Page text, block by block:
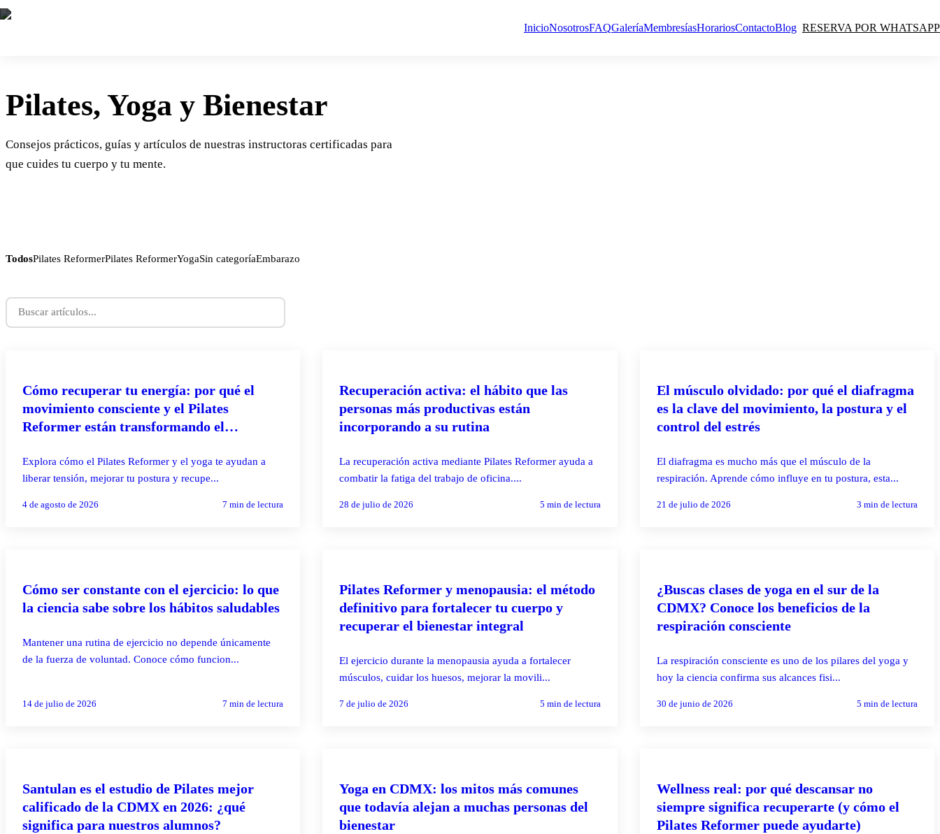
InicioNosotrosFAQGaleríaMembresíasHorariosContactoBlog RESERVA POR WHATSAPP
Pilates, Yoga y Bienestar
Consejos prácticos, guías y artículos de nuestras instructoras certificadas para
que cuides tu cuerpo y tu mente.
TodosPilates ReformerPilates ReformerYogaSin categoríaEmbarazo
Cómo recuperar tu energía: por qué el
movimiento consciente y el Pilates
Reformer están transformando el
Explora cómo el Pilates Reformer y el yoga te ayudan a
liberar tensión, mejorar tu postura y recupe...
4 de agosto de 2026 7 min de lectura
Recuperación activa: el hábito que las
personas más productivas están
incorporando a su rutina
La recuperación activa mediante Pilates Reformer ayuda a
combatir la fatiga del trabajo de oficina....
28 de julio de 2026 5 min de lectura
El músculo olvidado: por qué el diafragma
es la clave del movimiento, la postura y el
control del estrés
El diafragma es mucho más que el músculo de la
respiración. Aprende cómo influye en tu postura, esta...
21 de julio de 2026 3 min de lectura
Cómo ser constante con el ejercicio: lo que
la ciencia sabe sobre los hábitos saludables
Mantener una rutina de ejercicio no depende únicamente
de la fuerza de voluntad. Conoce cómo funcion...
14 de julio de 2026 7 min de lectura
Pilates Reformer y menopausia: el método
definitivo para fortalecer tu cuerpo y
recuperar el bienestar integral
El ejercicio durante la menopausia ayuda a fortalecer
músculos, cuidar los huesos, mejorar la movili...
7 de julio de 2026 5 min de lectura
¿Buscas clases de yoga en el sur de la
CDMX? Conoce los beneficios de la
respiración consciente
La respiración consciente es uno de los pilares del yoga y
hoy la ciencia confirma sus alcances fisi...
30 de junio de 2026 5 min de lectura
Santulan es el estudio de Pilates mejor
calificado de la CDMX en 2026: ¿qué
significa para nuestros alumnos?
Yoga en CDMX: los mitos más comunes
que todavía alejan a muchas personas del
bienestar
Wellness real: por qué descansar no
siempre significa recuperarte (y cómo el
Pilates Reformer puede ayudarte)